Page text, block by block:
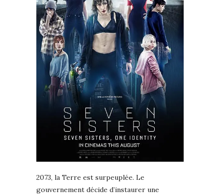
2073, la Terre est surpeuplée. Le
gouvernement décide d’instaurer une